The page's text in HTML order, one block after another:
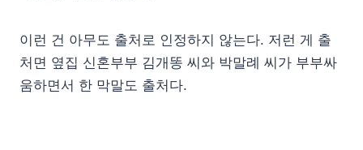
이런 건 아무도 출처로 인정하지 않는다. 저런 게 출
처면 옆집 신혼부부 김개똥 씨와 박말례 씨가 부부싸
움하면서 한 막말도 출처다.